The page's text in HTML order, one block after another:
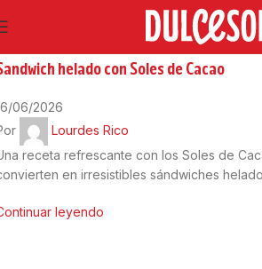
helado con Soles de Cacao
06/2026
Lourdes Rico
receta refrescante con los Soles de
en irresistibles sándwiches
leyendo